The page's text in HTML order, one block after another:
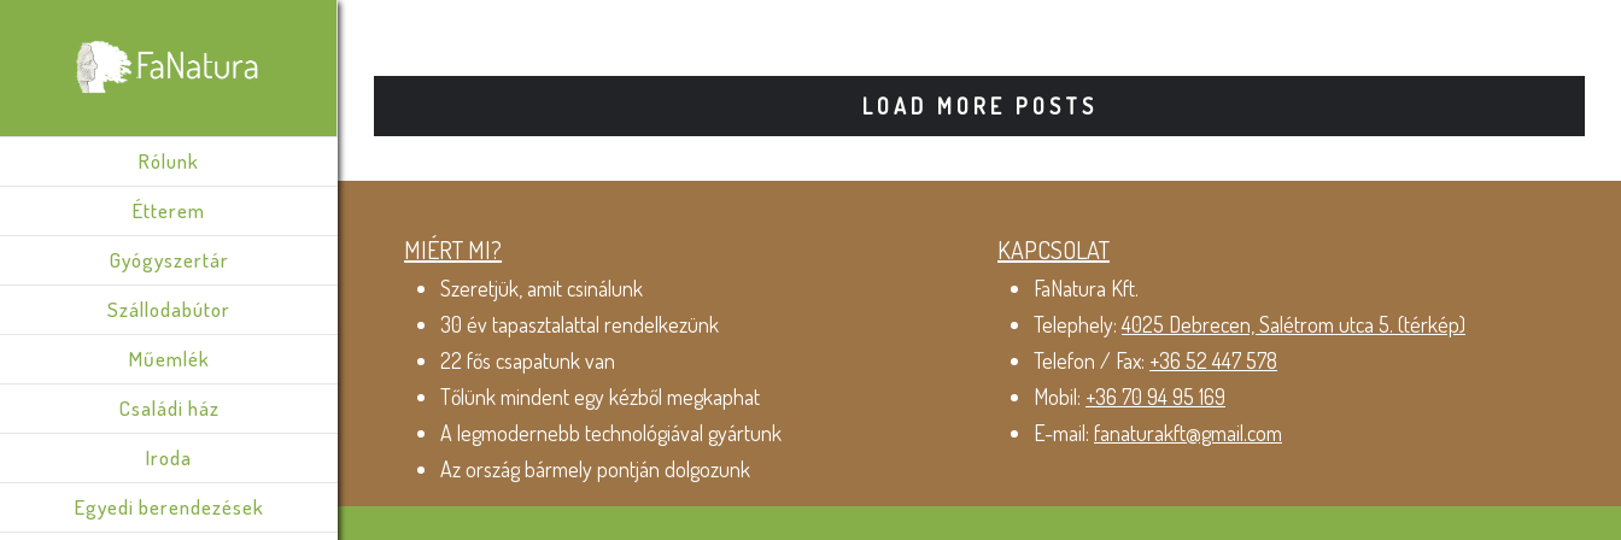
Rólunk
Étterem
Gyógyszertár
Szállodabútor
Műemlék
Családi ház
Iroda
Egyedi berendezések
LOAD MORE POSTS
MIÉRT MI?
Szeretjük, amit csinálunk
30 év tapasztalattal rendelkezünk
22 fős csapatunk van
Tőlünk mindent egy kézből megkaphat
A legmodernebb technológiával gyártunk
Az ország bármely pontján dolgozunk
KAPCSOLAT
FaNatura Kft.
Telephely:4025 Debrecen, Salétrom utca 5. (térkép)
Telefon / Fax: +36 52 447 578
Mobil: +36 70 94 95 169
E-mail: fanaturakft@gmail.com